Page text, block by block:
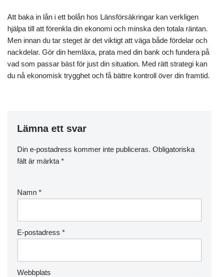
Att baka in lån i ett bolån hos Länsförsäkringar kan verkligen
hjälpa till att förenkla din ekonomi och minska den totala räntan.
Men innan du tar steget är det viktigt att väga både fördelar och
nackdelar. Gör din hemläxa, prata med din bank och fundera på
vad som passar bäst för just din situation. Med rätt strategi kan
du nå ekonomisk trygghet och få bättre kontroll över din framtid.
Lämna ett svar
Din e-postadress kommer inte publiceras. Obligatoriska
fält är märkta *
Namn *
E-postadress *
Webbplats